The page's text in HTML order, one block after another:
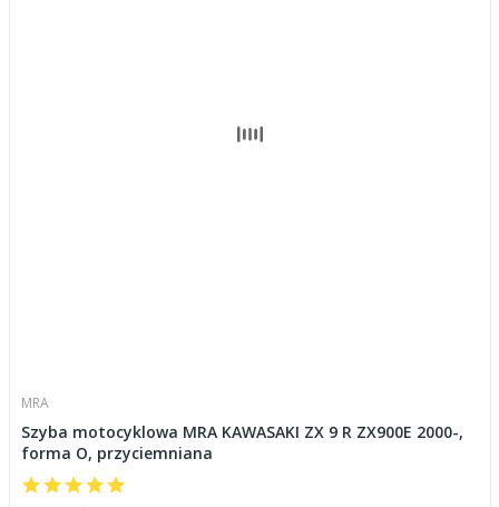
MRA
Szyba motocyklowa MRA KAWASAKI ZX 9 R ZX900E 2000-,
forma O, przyciemniana